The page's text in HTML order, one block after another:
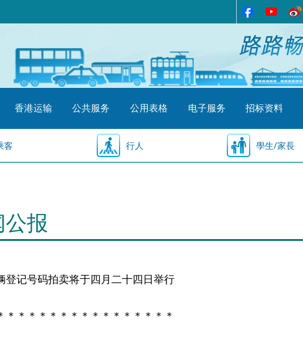
香港运输 公共服务 公用表格 电子服务 招标资料
客 行人 學生/家長
报
登记号码拍卖将于四月二十四日举行
＊＊＊＊＊＊＊＊＊＊＊＊＊＊＊＊